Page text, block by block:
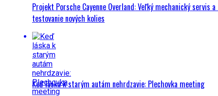
Projekt Porsche Cayenne Overland: Veľký mechanický servis
testovanie nových kolies
Keď láska k starým autám nehrdzavie: Plechovka meeting